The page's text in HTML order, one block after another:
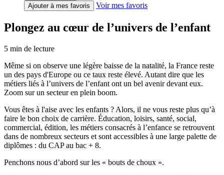
Ajouter à mes favoris
Voir mes favoris
Plongez au cœur de l’univers de l’enfant
5 min de lecture
Même si on observe une légère baisse de la natalité, la France reste
un des pays d'Europe ou ce taux reste élevé. Autant dire que les
métiers liés à l’univers de l’enfant ont un bel avenir devant eux.
Zoom sur un secteur en plein boom.
Vous êtes à l'aise avec les enfants ? Alors, il ne vous reste plus qu’à
faire le bon choix de carrière. Éducation, loisirs, santé, social,
commercial, édition, les métiers consacrés à l’enfance se retrouvent
dans de nombreux secteurs et sont accessibles à une large palette de
diplômes : du CAP au bac + 8.
Penchons nous d’abord sur les « bouts de choux ».